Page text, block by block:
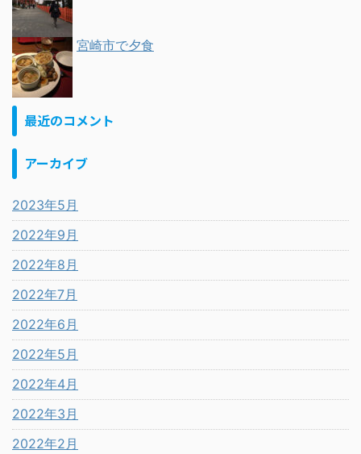
宮崎市で夕食
最近のコメント
アーカイブ
2023年5月
2022年9月
2022年8月
2022年7月
2022年6月
2022年5月
2022年4月
2022年3月
2022年2月